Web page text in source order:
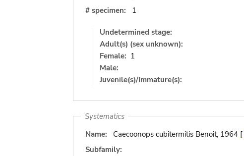
# specimen:
1
Undetermined stage:
Adult(s) (sex unknown):
Female: 1
Male:
Juvenile(s)/Immature(s):
Systematics
Name:
Caecoonops cubitermitis Benoit, 1964 [
Subfamily: